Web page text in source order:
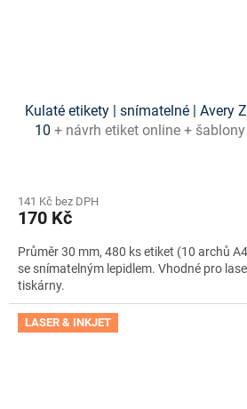
Kulaté etikety | snímatelné | Avery
10 + návrh etiket online +
141 Kč bez DPH
170 Kč
Průměr 30 mm, 480 ks etiket (10 archů
se snímatelným lepidlem. Vhodné pro
tiskárny.
LASER & INKJET